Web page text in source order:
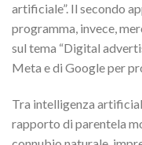
artificiale”. Il secondo
programma, invece,
sul tema “Digital
Meta e di Google per
Tra intelligenza
rapporto di parentela